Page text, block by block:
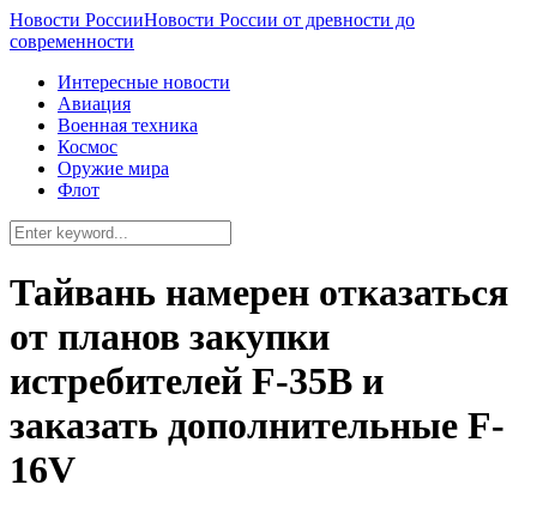
Новости РоссииНовости России от древности до
современности
Интересные новости
Авиация
Военная техника
Космос
Оружие мира
Флот
Тайвань намерен отказаться
от планов закупки
истребителей F-35B и
заказать дополнительные F-
16V